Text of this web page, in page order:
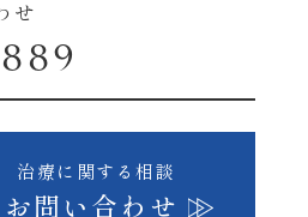
せ
治療に関する相談
お問い合わせ